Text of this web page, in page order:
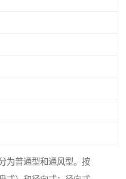
为普通型和通风型。按